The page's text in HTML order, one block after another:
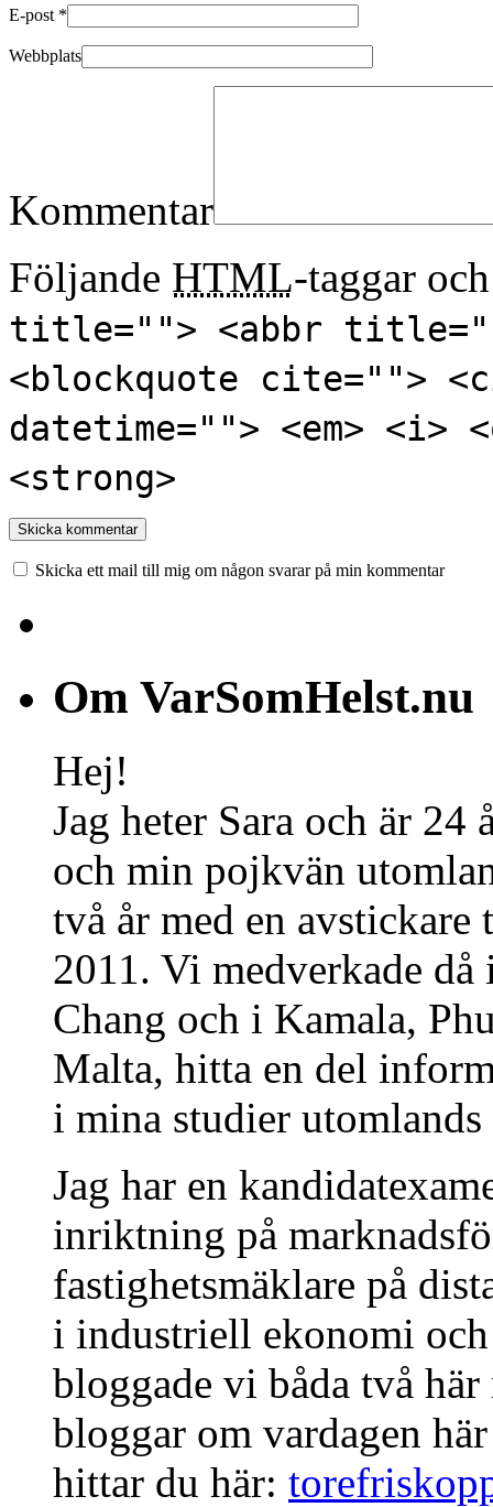
E-post *
Webbplats
Kommentar
Följande HTML-taggar
title=""> <abbr
<blockquote cite="">
datetime=""> <em>
<strong>
Skicka ett mail till mig om någon svarar på min kommentar
Om VarSomHelst.nu
Hej!
Jag heter Sara och är
och min pojkvän
två år med en
2011. Vi medverkade då
Chang och i Kamala,
Malta, hitta en del
i mina studier utomlands
Jag har en
inriktning på
fastighetsmäklare på
i industriell ekonomi
bloggade vi båda två
bloggar om vardagen
hittar du här: